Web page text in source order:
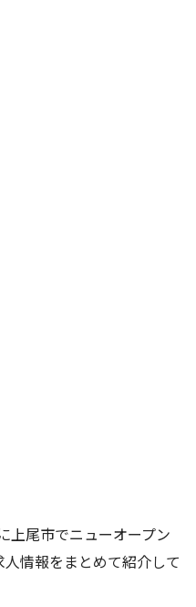
上尾市でニューオープン
情報をまとめて紹介して